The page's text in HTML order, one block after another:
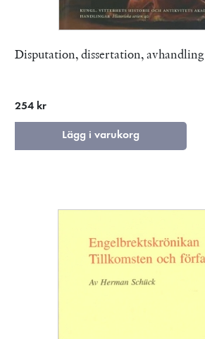
Disputation, dissertation, avhandling
254 kr
Lägg i varukorg